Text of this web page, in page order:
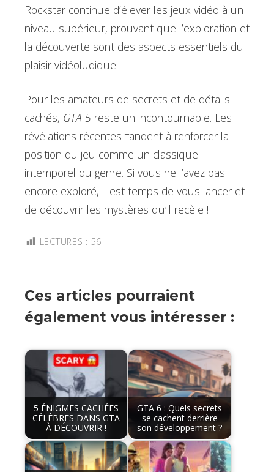
Rockstar continue d’élever les jeux vidéo à un
niveau supérieur, prouvant que l’exploration et
la découverte sont des aspects essentiels du
plaisir vidéoludique.
Pour les amateurs de secrets et de détails
cachés, GTA 5 reste un incontournable. Les
révélations récentes таndent à renforcer la
position du jeu comme un classique
intemporel du genre. Si vous ne l’avez pas
encore exploré, il est temps de vous lancer et
de découvrir les mystères qu’il recèle !
LECTURES : 56
Ces articles pourraient
également vous intéresser :
5 ÉNIGMES CACHÉES
CÉLÈBRES DANS GTA
À DÉCOUVRIR !
GTA 6 : Quels secrets
se cachent derrière
son développement ?